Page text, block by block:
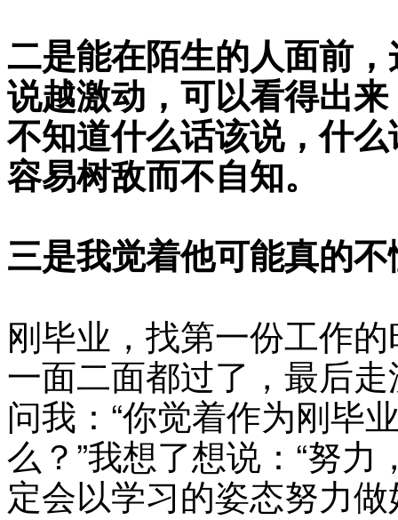
二是能在陌生的人面前
说越激动，可以看得出
不知道什么话该说，什
容易树敌而不自知。
三是我觉着他可能真的
刚毕业，找第一份工作
一面二面都过了，最后
问我：“你觉着作为刚毕
么？”我想了想说：“努
定会以学习的姿态努力